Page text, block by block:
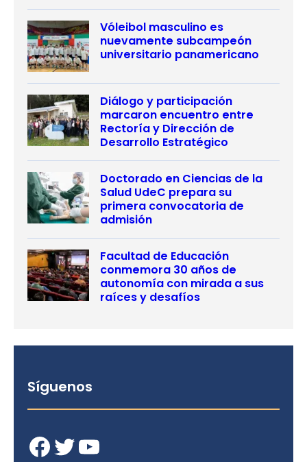
Vóleibol masculino es
nuevamente subcampeón
universitario panamericano
Diálogo y participación
marcaron encuentro entre
Rectoría y Dirección de
Desarrollo Estratégico
Doctorado en Ciencias de la
Salud UdeC prepara su
primera convocatoria de
admisión
Facultad de Educación
conmemora 30 años de
autonomía con mirada a sus
raíces y desafíos
Síguenos
Facebook Twitter YouTube